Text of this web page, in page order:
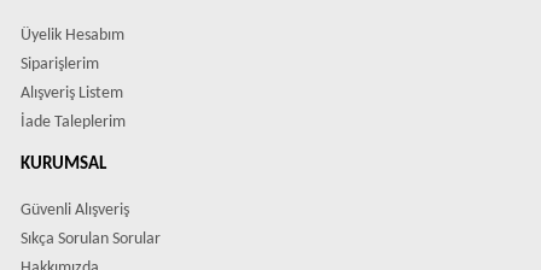
Üyelik Hesabım
Siparişlerim
Alışveriş Listem
İade Taleplerim
KURUMSAL
Güvenli Alışveriş
Sıkça Sorulan Sorular